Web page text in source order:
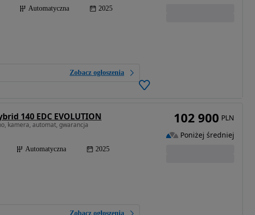
Automatyczna 2025
Zobacz ogłoszenia
140 EDC EVOLUTION
kamera, automat, gwarancja
Automatyczna 2025
Zobacz ogłoszenia
102 900 PLN
Poniżej średniej